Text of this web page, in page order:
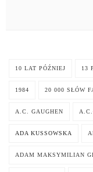
10 LAT PÓŹNIEJ 13
1984 20 000 SŁÓW
A.C. GAUGHEN
ADA KUSSOWSKA
ADAM MAKSYMILIAN